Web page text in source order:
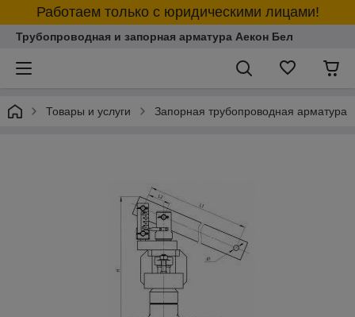
Работаем только с юридическими лицами!
Трубопроводная и запорная арматура Аекон Бел
Товары и услуги Запорная трубопроводная арматура